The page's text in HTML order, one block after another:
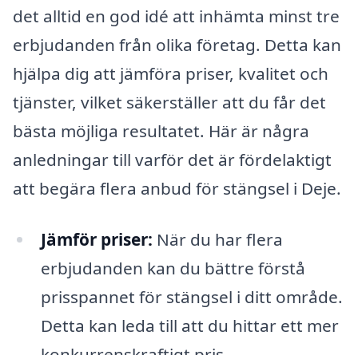
det alltid en god idé att inhämta minst tre
erbjudanden från olika företag. Detta kan
hjälpa dig att jämföra priser, kvalitet och
tjänster, vilket säkerställer att du får det
bästa möjliga resultatet. Här är några
anledningar till varför det är fördelaktigt
att begära flera anbud för stängsel i Deje.
Jämför priser: När du har flera
erbjudanden kan du bättre förstå
prisspannet för stängsel i ditt område.
Detta kan leda till att du hittar ett mer